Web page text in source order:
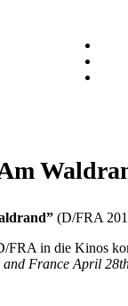
(D/FRA
FRA in die Kinos
France April